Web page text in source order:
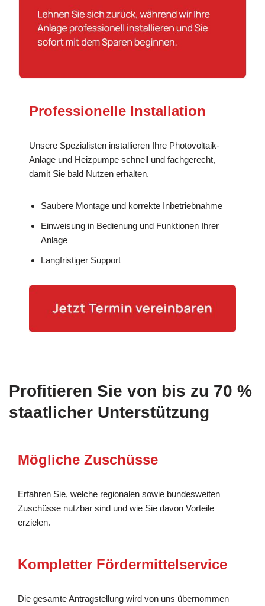
Professionelle Installation
Unsere Spezialisten installieren Ihre Photovoltaik-
Anlage und Heizpumpe schnell und fachgerecht,
damit Sie bald Nutzen erhalten.
Saubere Montage und korrekte Inbetriebnahme
Einweisung in Bedienung und Funktionen Ihrer
Anlage
Langfristiger Support
Profitieren Sie von bis zu 70 %
staatlicher Unterstützung
Mögliche Zuschüsse
Erfahren Sie, welche regionalen sowie bundesweiten
Zuschüsse nutzbar sind und wie Sie davon Vorteile
erzielen.
Kompletter Fördermittelservice
Die gesamte Antragstellung wird von uns übernommen –